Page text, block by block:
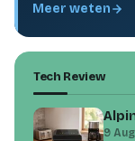
Meer weten
Tech Review
9